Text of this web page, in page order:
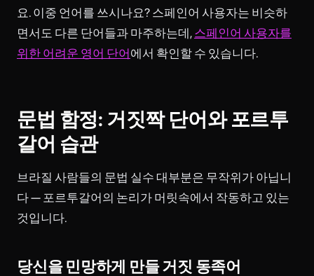
요. 이중 언어를 쓰시나요? 스페인어 사용자는 비슷하
면서도 다른 단어들과 마주하는데, 스페인어 사용자를
위한 어려운 영어 단어에서 확인할 수 있습니다.
문법 함정: 거짓짝 단어와 포르투
갈어 습관
브라질 사람들의 문법 실수 대부분은 무작위가 아닙니
다 — 포르투갈어의 논리가 머릿속에서 작동하고 있는
것입니다.
당신을 민망하게 만들 거짓 동족어